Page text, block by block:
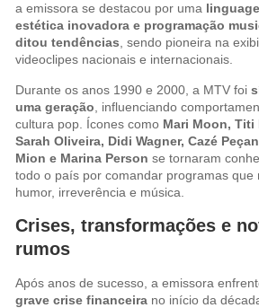
a emissora se destacou por uma
estética inovadora e programação
ditou tendências , sendo pioneira na
videoclipes nacionais e internacionais.
Durante os anos 1990 e 2000, a MTV foi
uma geração , influenciando
cultura pop. Ícones como Mari Moon, Titi
Sarah Oliveira, Didi Wagner, Cazé
Mion e Marina Person se tornaram
todo o país por comandar programas que
humor, irreverência e música.
Crises, transformações e
rumos
Após anos de sucesso, a emissora
grave crise financeira no início da